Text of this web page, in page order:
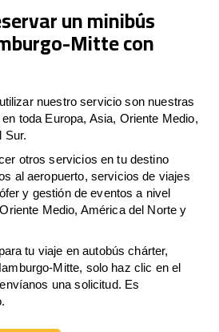
un minibús
Mitte con
nuestro servicio son nuestras
toda Europa, Asia, Oriente Medio,
Sur.
otros servicios en tu destino
al aeropuerto, servicios de viajes
y gestión de eventos a nivel
Medio, América del Norte y
tu viaje en autobús chárter,
Mitte, solo haz clic en el
una solicitud. Es